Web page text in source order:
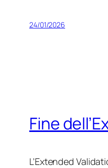
24/01/2026
Fine
L’Extended